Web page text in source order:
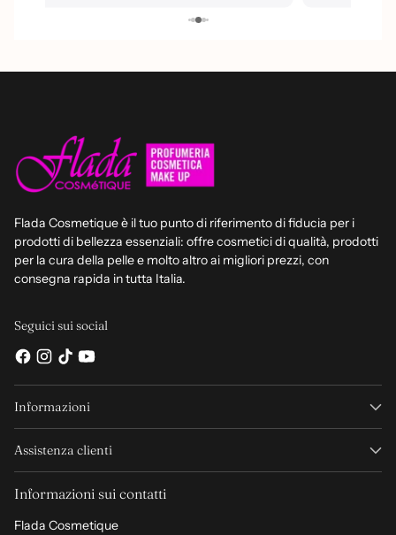
Flada Cosmetique è il tuo punto di riferimento di fiducia per i
prodotti di bellezza essenziali: offre cosmetici di qualità, prodotti
per la cura della pelle e molto altro ai migliori prezzi, con
consegna rapida in tutta Italia.
Seguici sui social
Informazioni
Assistenza clienti
Informazioni sui contatti
Flada Cosmetique